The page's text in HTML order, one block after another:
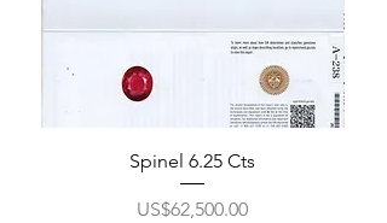
Spinel 6.25 Cts
ราคา
US$62,500.00